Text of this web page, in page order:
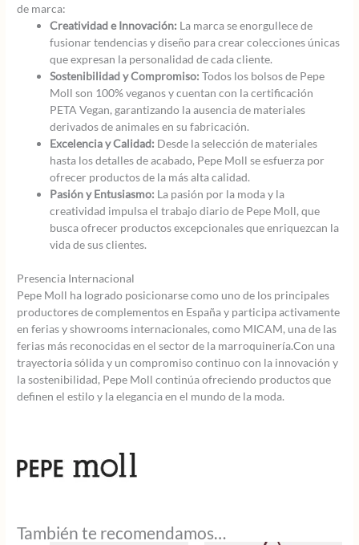
de marca:
Creatividad e Innovación: La marca se enorgullece de
fusionar tendencias y diseño para crear colecciones únicas
que expresan la personalidad de cada cliente.
Sostenibilidad y Compromiso: Todos los bolsos de Pepe
Moll son 100% veganos y cuentan con la certificación
PETA Vegan, garantizando la ausencia de materiales
derivados de animales en su fabricación.
Excelencia y Calidad: Desde la selección de materiales
hasta los detalles de acabado, Pepe Moll se esfuerza por
ofrecer productos de la más alta calidad.
Pasión y Entusiasmo: La pasión por la moda y la
creatividad impulsa el trabajo diario de Pepe Moll, que
busca ofrecer productos excepcionales que enriquezcan la
vida de sus clientes.
Presencia Internacional
Pepe Moll ha logrado posicionarse como uno de los principales
productores de complementos en España y participa activamente
en ferias y showrooms internacionales, como MICAM, una de las
ferias más reconocidas en el sector de la marroquinería.Con una
trayectoria sólida y un compromiso continuo con la innovación y
la sostenibilidad, Pepe Moll continúa ofreciendo productos que
definen el estilo y la elegancia en el mundo de la moda.
También te recomendamos…